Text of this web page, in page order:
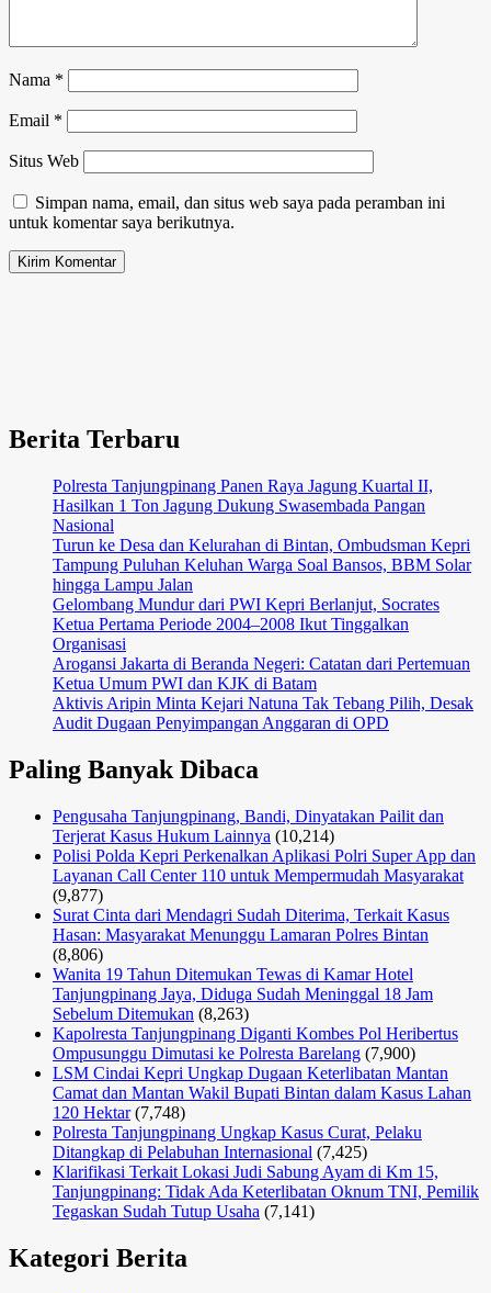
Nama *
Email *
Situs Web
Simpan nama, email, dan situs web saya pada peramban ini
untuk komentar saya berikutnya.
Berita Terbaru
Polresta Tanjungpinang Panen Raya Jagung Kuartal II,
Hasilkan 1 Ton Jagung Dukung Swasembada Pangan
Nasional
Turun ke Desa dan Kelurahan di Bintan, Ombudsman Kepri
Tampung Puluhan Keluhan Warga Soal Bansos, BBM Solar
hingga Lampu Jalan
Gelombang Mundur dari PWI Kepri Berlanjut, Socrates
Ketua Pertama Periode 2004–2008 Ikut Tinggalkan
Organisasi
Arogansi Jakarta di Beranda Negeri: Catatan dari Pertemuan
Ketua Umum PWI dan KJK di Batam
Aktivis Aripin Minta Kejari Natuna Tak Tebang Pilih, Desak
Audit Dugaan Penyimpangan Anggaran di OPD
Paling Banyak Dibaca
Pengusaha Tanjungpinang, Bandi, Dinyatakan Pailit dan
Terjerat Kasus Hukum Lainnya (10,214)
Polisi Polda Kepri Perkenalkan Aplikasi Polri Super App dan
Layanan Call Center 110 untuk Mempermudah Masyarakat
(9,877)
Surat Cinta dari Mendagri Sudah Diterima, Terkait Kasus
Hasan: Masyarakat Menunggu Lamaran Polres Bintan
(8,806)
Wanita 19 Tahun Ditemukan Tewas di Kamar Hotel
Tanjungpinang Jaya, Diduga Sudah Meninggal 18 Jam
Sebelum Ditemukan (8,263)
Kapolresta Tanjungpinang Diganti Kombes Pol Heribertus
Ompusunggu Dimutasi ke Polresta Barelang (7,900)
LSM Cindai Kepri Ungkap Dugaan Keterlibatan Mantan
Camat dan Mantan Wakil Bupati Bintan dalam Kasus Lahan
120 Hektar (7,748)
Polresta Tanjungpinang Ungkap Kasus Curat, Pelaku
Ditangkap di Pelabuhan Internasional (7,425)
Klarifikasi Terkait Lokasi Judi Sabung Ayam di Km 15,
Tanjungpinang: Tidak Ada Keterlibatan Oknum TNI, Pemilik
Tegaskan Sudah Tutup Usaha (7,141)
Kategori Berita